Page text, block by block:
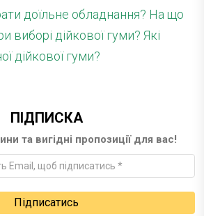
доїльне обладнання? На що
виборі дійкової гуми? Які
дійкової гуми?
ПІДПИСКА
та вигідні пропозиції для вас!